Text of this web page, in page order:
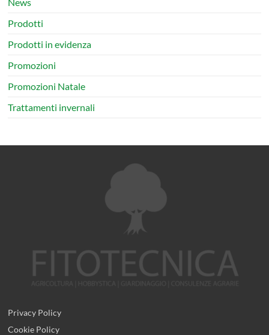
Prodotti
Prodotti in evidenza
Promozioni
Promozioni Natale
Trattamenti invernali
Privacy Policy
Cookie Policy